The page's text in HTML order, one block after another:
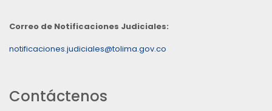
Correo de Notificaciones Judiciales:
notificaciones.judiciales@tolima.gov.co
Contáctenos